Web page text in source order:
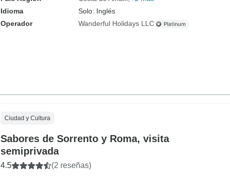
Idioma
Solo: Inglés
Operador
Wanderful Holidays LLC
Ciudad y Cultura
Sabores de Sorrento y Roma, visita
semiprivada
4.5 (2 reseñas)